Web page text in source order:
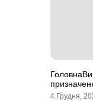
4 Грудня,